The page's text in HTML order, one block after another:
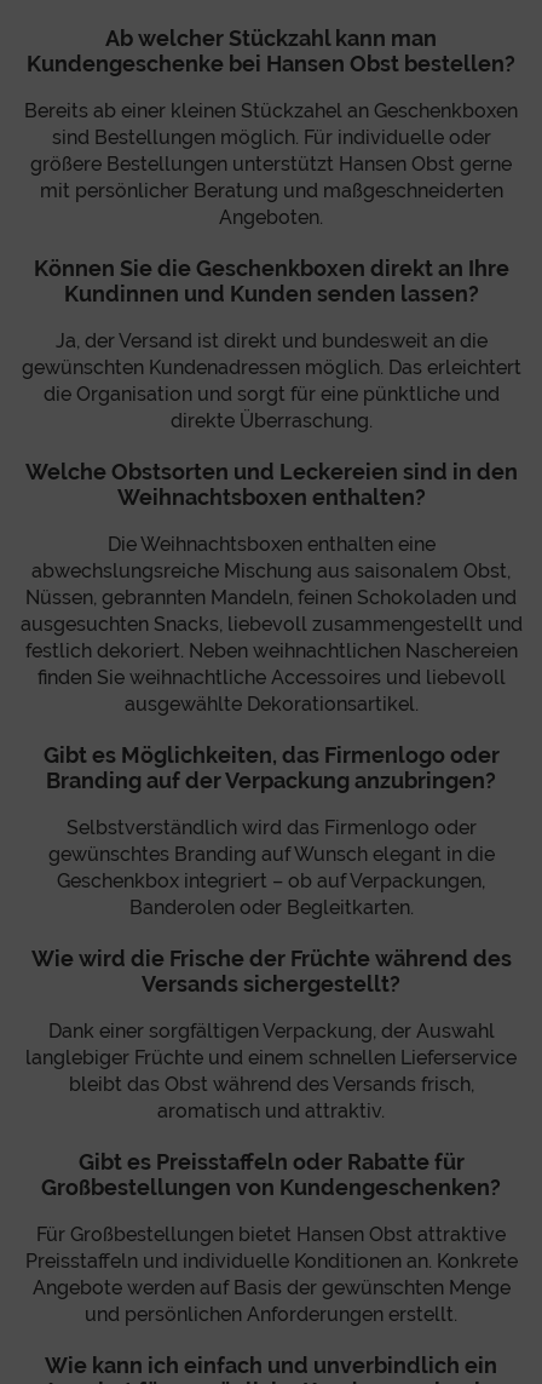
Ab welcher Stückzahl kann man
Kundengeschenke bei Hansen Obst bestellen?
Bereits ab einer kleinen Stückzahel an Geschenkboxen
sind Bestellungen möglich. Für individuelle oder
größere Bestellungen unterstützt Hansen Obst gerne
mit persönlicher Beratung und maßgeschneiderten
Angeboten.
Können Sie die Geschenkboxen direkt an Ihre
Kundinnen und Kunden senden lassen?
Ja, der Versand ist direkt und bundesweit an die
gewünschten Kundenadressen möglich. Das erleichtert
die Organisation und sorgt für eine pünktliche und
direkte Überraschung.
Welche Obstsorten und Leckereien sind in den
Weihnachtsboxen enthalten?
Die Weihnachtsboxen enthalten eine
abwechslungsreiche Mischung aus saisonalem Obst,
Nüssen, gebrannten Mandeln, feinen Schokoladen und
ausgesuchten Snacks, liebevoll zusammengestellt und
festlich dekoriert. Neben weihnachtlichen Naschereien
finden Sie weihnachtliche Accessoires und liebevoll
ausgewählte Dekorationsartikel.
Gibt es Möglichkeiten, das Firmenlogo oder
Branding auf der Verpackung anzubringen?
Selbstverständlich wird das Firmenlogo oder
gewünschtes Branding auf Wunsch elegant in die
Geschenkbox integriert – ob auf Verpackungen,
Banderolen oder Begleitkarten.
Wie wird die Frische der Früchte während des
Versands sichergestellt?
Dank einer sorgfältigen Verpackung, der Auswahl
langlebiger Früchte und einem schnellen Lieferservice
bleibt das Obst während des Versands frisch,
aromatisch und attraktiv.
Gibt es Preisstaffeln oder Rabatte für
Großbestellungen von Kundengeschenken?
Für Großbestellungen bietet Hansen Obst attraktive
Preisstaffeln und individuelle Konditionen an. Konkrete
Angebote werden auf Basis der gewünschten Menge
und persönlichen Anforderungen erstellt.
Wie kann ich einfach und unverbindlich ein